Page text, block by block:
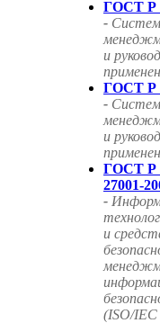
ГОСТ Р
-
и
ГОСТ Р
-
и
ГОСТ
27001-
-
и
(ISO/IEC